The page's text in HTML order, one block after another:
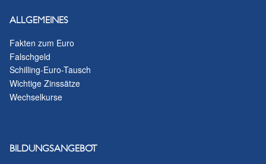
ALLGEMEINES
Fakten zum Euro
Falschgeld
Schilling-Euro-Tausch
Wichtige Zinssätze
Wechselkurse
BILDUNGSANGEBOT